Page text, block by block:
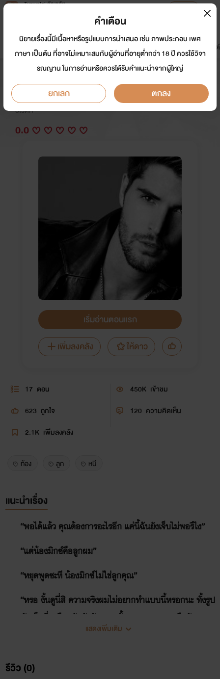
Tunwalai ธัญวลัย
หน้าแรก นิยาย อีบุ๊ก การ์ตูน
มาใหม่
ดรีมแชท ธัญลิสต์
โซ่รัก ทัณฑ์เสน่หา
นักเขียน: ทิชากร/ทิชา
อีโรติก
0.0
เริ่มอ่านตอนแรก
เพิ่มลงคลัง
ให้ดาว
17 ตอน 450K เข้าชม
623 ถูกใจ 120 ความคิดเห็น
2.1K เพิ่มลงคลัง
ท้อง ลูก หนี
แนะนำเรื่อง
“พอได้แล้ว คุณต้องการอะไรอีก แค่นี้ฉันยังเจ็บไม่พอรึไง”
“แต่น้องมิกซ์คือลูกผม”
“หยุดพูดซะที น้องมิกซ์ไม่ใช่ลูกคุณ”
“หรอ งั้นดูนี่สิ ความจริงผมไม่อยากทำแบบนี้หรอกนะ ทั้งรูป
ผมสมัยเด็กที่เหมือนกันยังกับแกะ ทั้งผลตรวจ DNA ยืนยันขนาด
นี้คุณยังจะปฎิเสธอีกหรอว่าน้องมิกซ์ไม่ใช่ลูกผม”
แสดงเพิ่มเติม
รีวิว (0)
คำเตือน
นิยายเรื่องนี้มีเนื้อหาหรือรูปแบบการนำเสนอ เช่น ภาพประกอบ เพศ
ภาษา เป็นต้น ที่อาจไม่เหมาะสมกับผู้อ่านที่อายุต่ำกว่า 18 ปี ควรใช้วิจา
รณญาน ในการอ่านหรือควรได้รับคำแนะนำจากผู้ใหญ่
ยกเลิก ตกลง